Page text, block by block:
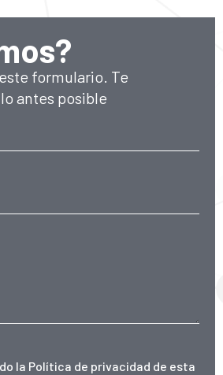
formulario. Te
antes posible
la Política de privacidad de esta